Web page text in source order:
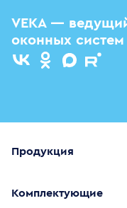
VEKA —
оконных систем
Продукция
Комплектующие